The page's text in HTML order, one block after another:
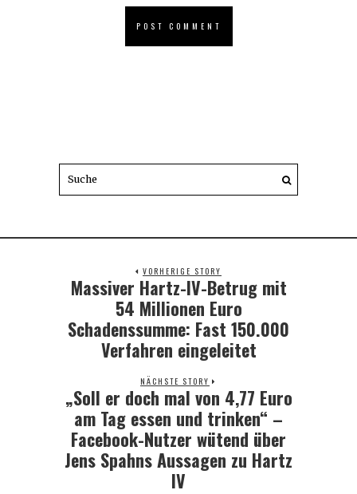
VORHERIGE STORY
Previous
Massiver Hartz-IV-Betrug mit
54 Millionen Euro
Schadenssumme: Fast 150.000
Verfahren eingeleitet
NÄCHSTE STORY
Next
post:
„Soll er doch mal von 4,77 Euro
am Tag essen und trinken“ –
Facebook-Nutzer wütend über
Jens Spahns Aussagen zu Hartz
IV